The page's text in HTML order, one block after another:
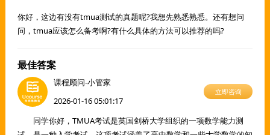
你好，这边有没有tmua测试的真题呢?我想先熟悉熟悉。还有想问
问，tmua应该怎么备考啊?有什么具体的方法可以推荐的吗?
最佳答案
课程顾问-小管家
2026-01-16 05:01:17
立即咨询
同学你好，TMUA考试是英国剑桥大学组织的一项数学能力测